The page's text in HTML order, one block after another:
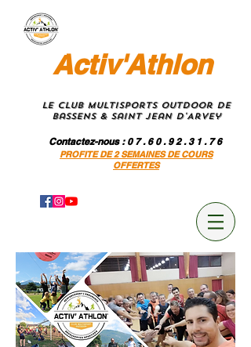
Activ'Athlon
Le Club MultiSportS Outdoor de
Bassens & Saint Jean D'Arvey
Contactez-nous: 0 7 . 6 0 . 9 2 . 3 1 . 7 6
PROFITE DE 2 SEMAINES DE COURS
OFFERTES